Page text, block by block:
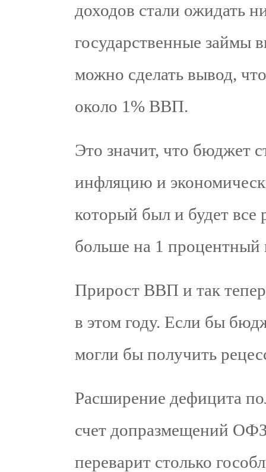
доходов стали ожидать
государственные займы
можно сделать вывод,
около 1% ВВП.
Это значит, что бюджет
инфляцию и
который был и будет все
больше на 1 процентный
Прирост ВВП и так
в этом году. Если бы
могли бы получить
Расширение дефицита
счет допразмещений
переварит столько